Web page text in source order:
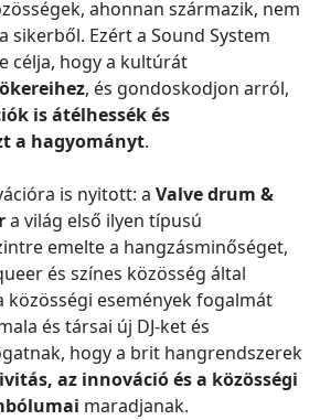
ahonnan származik, nem
Ezért a Sound System
célja, hogy a kultúrát
, és gondoskodjon arról,
is átélhessék és
a hagyományt.
is nyitott: a Valve drum &
a világ első ilyen típusú
emelte a hangzásminőséget,
és színes közösség által
közösségi események fogalmát
és társai új DJ-ket és
hogy a brit hangrendszerek
az innováció és a közösségi
maradjanak.